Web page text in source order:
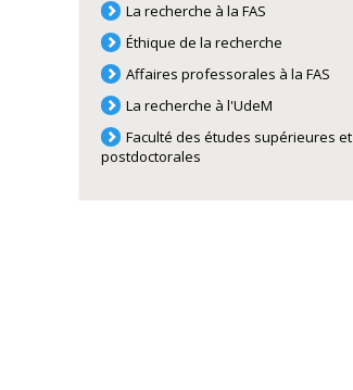
La recherche à la FAS
Éthique de la recherche
Affaires professorales à la FAS
La recherche à l'UdeM
Faculté des études supérieures et
postdoctorales